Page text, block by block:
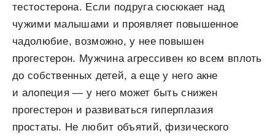
тестостерона. Если подруга сюсюкает над
чужими малышами и проявляет повышенное
чадолюбие, возможно, у нее повышен
прогестерон. Мужчина агрессивен ко всем вплоть
до собственных детей, а еще у него акне
и алопеция — у него может быть снижен
прогестерон и развиваться гиперплазия
простаты. Не любит объятий, физического